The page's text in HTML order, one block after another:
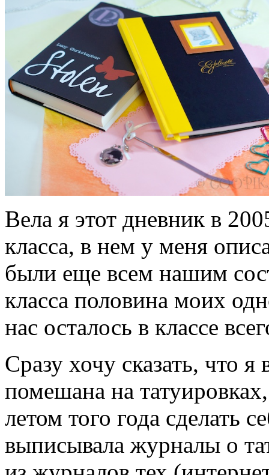
Вела я этот дневник в
класса, в нем у меня
были еще всем нашим
класса половина моих
нас осталось в классе
Сразу хочу сказать, что
помешана на
летом того года сделать
выписывала журналы о